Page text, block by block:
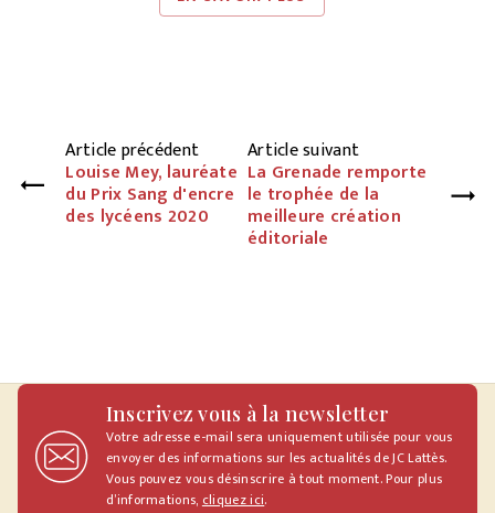
Article précédent
Louise Mey, lauréate
du Prix Sang d'encre
des lycéens 2020
Article suivant
La Grenade remporte
le trophée de la
meilleure création
éditoriale
Inscrivez vous à la newsletter
Votre adresse e-mail sera uniquement utilisée pour vous
envoyer des informations sur les actualités de JC Lattès.
Vous pouvez vous désinscrire à tout moment. Pour plus
d’informations,cliquez ici.